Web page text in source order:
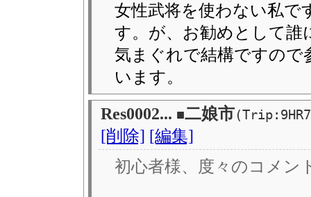
女性武将を使わない私で
す。が、お勧めとして
気まぐれで結構ですので
います。
Res0002... ■二娘市
[削除] [編集]
初心者様、度々のコメン